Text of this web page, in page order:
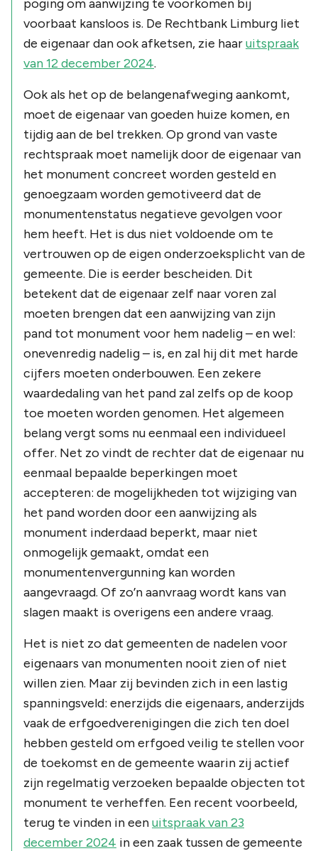
poging om aanwijzing te voorkomen bij
voorbaat kansloos is. De Rechtbank Limburg liet
de eigenaar dan ook afketsen, zie haaruitspraak
van 12 december 2024.
Ook als het op de belangenafweging aankomt,
moet de eigenaar van goeden huize komen, en
tijdig aan de bel trekken. Op grond van vaste
rechtspraak moet namelijk door de eigenaar van
het monument concreet worden gesteld en
genoegzaam worden gemotiveerd dat de
monumentenstatus negatieve gevolgen voor
hem heeft. Het is dus niet voldoende om te
vertrouwen op de eigen onderzoeksplicht van de
gemeente. Die is eerder bescheiden. Dit
betekent dat de eigenaar zelf naar voren zal
moeten brengen dat een aanwijzing van zijn
pand tot monument voor hem nadelig – en wel:
onevenredig nadelig – is, en zal hij dit met harde
cijfers moeten onderbouwen. Een zekere
waardedaling van het pand zal zelfs op de koop
toe moeten worden genomen. Het algemeen
belang vergt soms nu eenmaal een individueel
offer. Net zo vindt de rechter dat de eigenaar nu
eenmaal bepaalde beperkingen moet
accepteren: de mogelijkheden tot wijziging van
het pand worden door een aanwijzing als
monument inderdaad beperkt, maar niet
onmogelijk gemaakt, omdat een
monumentenvergunning kan worden
aangevraagd. Of zo’n aanvraag wordt kans van
slagen maakt is overigens een andere vraag.
Het is niet zo dat gemeenten de nadelen voor
eigenaars van monumenten nooit zien of niet
willen zien. Maar zij bevinden zich in een lastig
spanningsveld: enerzijds die eigenaars, anderzijds
vaak de erfgoedverenigingen die zich ten doel
hebben gesteld om erfgoed veilig te stellen voor
de toekomst en de gemeente waarin zij actief
zijn regelmatig verzoeken bepaalde objecten tot
monument te verheffen. Een recent voorbeeld,
terug te vinden in eenuitspraak van 23
december 2024 in een zaak tussen de gemeente